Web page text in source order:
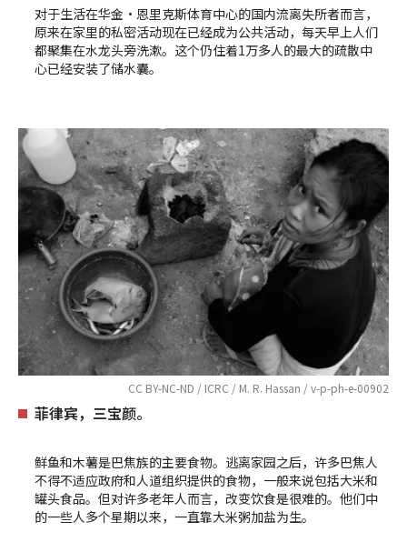
对于生活在华金•恩里克斯体育中心的国内流离失所者而言，
原来在家里的私密活动现在已经成为公共活动，每天早上人们
都聚集在水龙头旁洗漱。这个仍住着1万多人的最大的疏散中
心已经安装了储水囊。
CC BY-NC-ND / ICRC / M. R. Hassan / v-p-ph-e-00902
菲律宾，三宝颜。
鲜鱼和木薯是巴焦族的主要食物。逃离家园之后，许多巴焦人
不得不适应政府和人道组织提供的食物，一般来说包括大米和
罐头食品。但对许多老年人而言，改变饮食是很难的。他们中
的一些人多个星期以来，一直靠大米粥加盐为生。